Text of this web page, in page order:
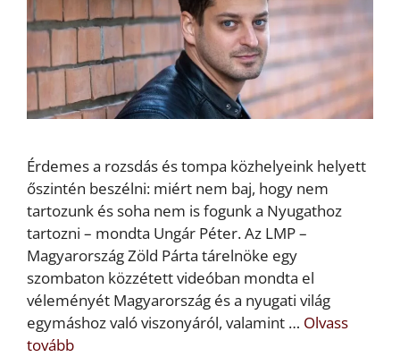
Érdemes a rozsdás és tompa közhelyeink helyett
őszintén beszélni: miért nem baj, hogy nem
tartozunk és soha nem is fogunk a Nyugathoz
tartozni – mondta Ungár Péter. Az LMP –
Magyarország Zöld Párta tárelnöke egy
szombaton közzétett videóban mondta el
véleményét Magyarország és a nyugati világ
egymáshoz való viszonyáról, valamint … Olvass
tovább